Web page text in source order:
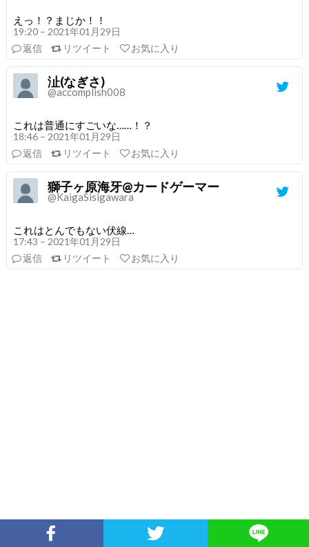
えっ！？まじか！！
19:20 – 2021年01月29日
返信
リツイート お気に入り
沚(なぎさ)
@accomplish008
これは普通にすごいな……！？
18:46 – 2021年01月29日
返信
リツイート お気に入り
獅子ヶ原海牙@カードゲーマー
@KaigaSisigawara
これはとんでもない伏線…
17:43 – 2021年01月29日
返信
リツイート お気に入り
Facebookでシェア Twitterでシェア